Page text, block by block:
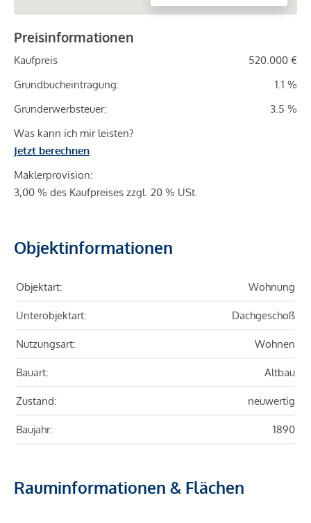
Preisinformationen
Kaufpreis
520.000 €
Grundbucheintragung:
1.1 %
Grunderwerbsteuer:
3.5 %
Was kann ich mir leisten?
Jetzt berechnen
Maklerprovision:
3,00 % des Kaufpreises zzgl. 20 % USt.
Objektinformationen
Objektart: Wohnung
Unterobjektart: Dachgeschoß
Nutzungsart: Wohnen
Bauart: Altbau
Zustand: neuwertig
Baujahr: 1890
Rauminformationen & Flächen